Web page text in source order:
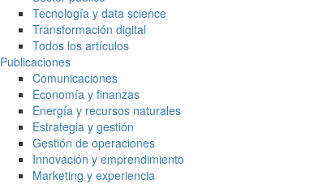
Tecnología y data science
Transformación digital
Todos los artículos
Publicaciones
Comunicaciones
Economía y finanzas
Energía y recursos naturales
Estrategia y gestión
Gestión de operaciones
Innovación y emprendimiento
Marketing y experiencia